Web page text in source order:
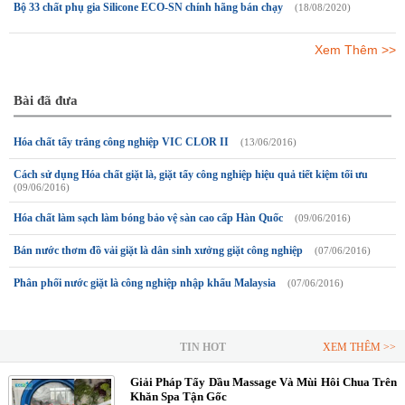
Bộ 33 chất phụ gia Silicone ECO-SN chính hãng bán chạy (18/08/2020)
Xem Thêm >>
Bài đã đưa
Hóa chất tẩy trắng công nghiệp VIC CLOR II (13/06/2016)
Cách sử dụng Hóa chất giặt là, giặt tẩy công nghiệp hiệu quả tiết kiệm tối ưu
(09/06/2016)
Hóa chất làm sạch làm bóng bảo vệ sàn cao cấp Hàn Quốc (09/06/2016)
Bán nước thơm đồ vải giặt là dân sinh xưởng giặt công nghiệp (07/06/2016)
Phân phối nước giặt là công nghiệp nhập khẩu Malaysia (07/06/2016)
TIN HOT XEM THÊM >>
Giải Pháp Tẩy Dầu Massage Và Mùi Hôi Chua Trên
Khăn Spa Tận Gốc